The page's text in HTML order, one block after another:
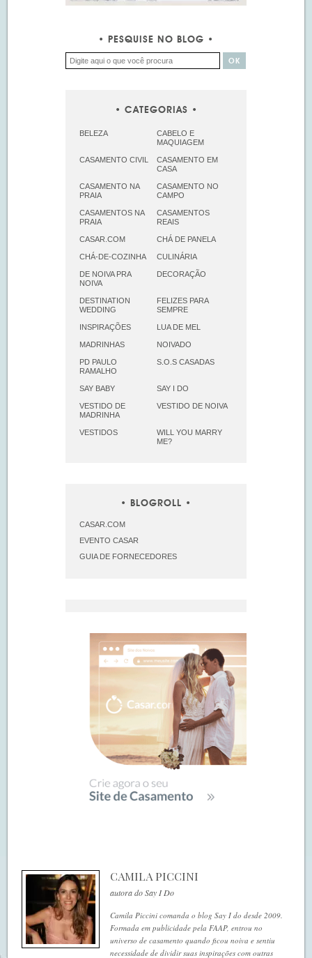
PESQUISE NO BLOG
CATEGORIAS
BELEZA
CABELO E
MAQUIAGEM
CASAMENTO CIVIL
CASAMENTO EM
CASA
CASAMENTO NA
PRAIA
CASAMENTO NO
CAMPO
CASAMENTOS NA
PRAIA
CASAMENTOS
REAIS
CASAR.COM CHÁ DE PANELA
CHÁ-DE-COZINHA CULINÁRIA
DE NOIVA PRA
NOIVA
DECORAÇÃO
DESTINATION
WEDDING
FELIZES PARA
SEMPRE
INSPIRAÇÕES LUA DE MEL
MADRINHAS NOIVADO
PD PAULO
RAMALHO
S.O.S CASADAS
SAY BABY SAY I DO
VESTIDO DE
MADRINHA
VESTIDO DE NOIVA
VESTIDOS
WILL YOU MARRY
ME?
BLOGROLL
CASAR.COM
EVENTO CASAR
GUIA DE FORNECEDORES
CAMILA PICCINI
autora do Say I Do
Camila Piccini comanda o blog Say I do desde 2009.
Formada em publicidade pela FAAP, entrou no
universo de casamento quando ficou noiva e sentiu
necessidade de dividir suas inspirações com outras